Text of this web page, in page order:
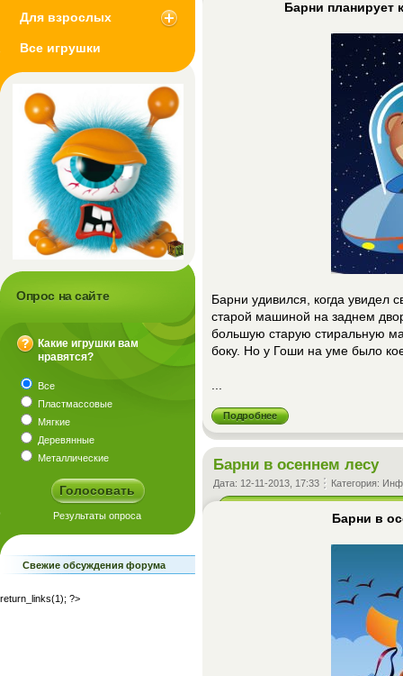
Барни планирует
Барни удивился, когда увидел
старой машиной на заднем
большую старую стиральную
боку. Но у Гоши на уме было
...
Подробнее
Барни в осеннем лесу
Дата: 12-11-2013, 17:33 Категория:
Барни в
Для взрослых
Все игрушки
Опрос на сайте
Какие игрушки вам
нравятся?
Все
Пластмассовые
Мягкие
Деревянные
Металлические
Свежие обсуждения форума
return_links(1); ?>